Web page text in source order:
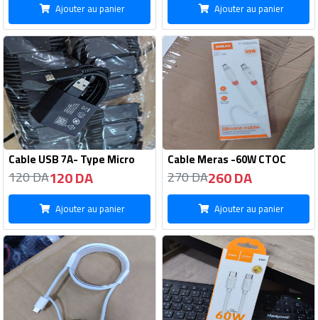
Ajouter au panier Ajouter au panier
Cable USB 7A- Type Micro
120 DA120 DA
Ajouter au panier
Cable Meras -60W CTOC
270 DA260 DA
Ajouter au panier